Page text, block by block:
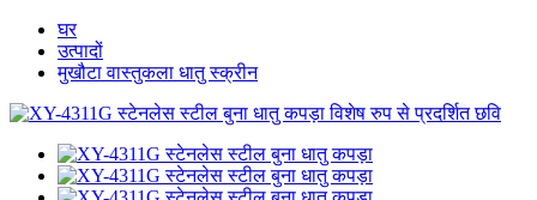
घर
उत्पादों
मुखौटा वास्तुकला धातु स्क्रीन